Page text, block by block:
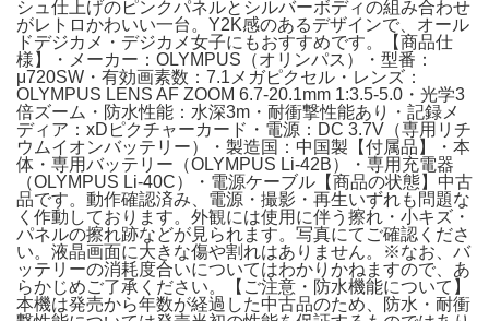
シュ仕上げのピンクパネルとシルバーボディの組み合わせ
がレトロかわいい一台。Y2K感のあるデザインで、オール
ドデジカメ・デジカメ女子にもおすすめです。【商品仕
様】・メーカー：OLYMPUS（オリンパス）・型番：
μ720SW・有効画素数：7.1メガピクセル・レンズ：
OLYMPUS LENS AF ZOOM 6.7-20.1mm 1:3.5-5.0・光学3
倍ズーム・防水性能：水深3m・耐衝撃性能あり・記録メ
ディア：xDピクチャーカード・電源：DC 3.7V（専用リチ
ウムイオンバッテリー）・製造国：中国製【付属品】・本
体・専用バッテリー（OLYMPUS Li-42B）・専用充電器
（OLYMPUS Li-40C）・電源ケーブル【商品の状態】中古
品です。動作確認済み、電源・撮影・再生いずれも問題な
く作動しております。外観には使用に伴う擦れ・小キズ・
パネルの擦れ跡などが見られます。写真にてご確認くださ
い。液晶画面に大きな傷や割れはありません。※なお、バ
ッテリーの消耗度合いについてはわかりかねますので、あ
らかじめご了承ください。【ご注意・防水機能について】
本機は発売から年数が経過した中古品のため、防水・耐衝